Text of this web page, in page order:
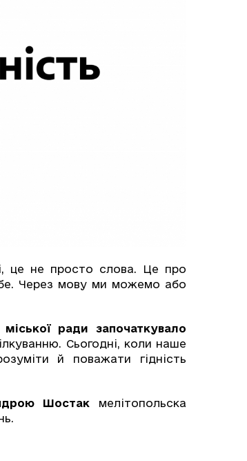
це не просто слова. Це про
Через мову ми можемо або
ради започаткувало
Сьогодні, коли наше
й поважати гідність
Шостак мелітопольска